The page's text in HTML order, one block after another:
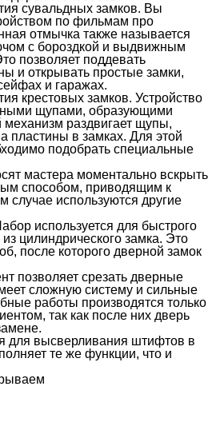
сувальдных замков. Вы
по фильмам про
отмычка также называется
с бороздкой и выдвижным
позволяет поддевать
и открывать простые замки,
и гаражах.
крестовых замков. Устройство
щупами, образующими
механизм раздвигает щупы,
пластины в замках. Для этой
подобрать специальные
мастера моментально вскрыть
способом, приводящим к
случае используются другие
используется для быстрого
цилиндрического замка. Это
после которого дверной замок
позволяет срезать дверные
сложную систему и сильные
работы производятся только
так как после них дверь
для высверливания штифтов в
те же функции, что и